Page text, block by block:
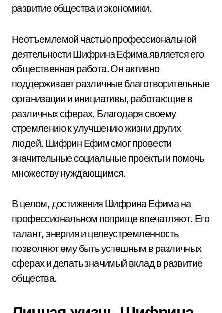
развитие общества и экономики.
Неотъемлемой частью профессиональной
деятельности Шифрина Ефима является его
общественная работа. Он активно
поддерживает различные благотворительные
организации и инициативы, работающие в
различных сферах. Благодаря своему
стремлению к улучшению жизни других
людей, Шифрин Ефим смог провести
значительные социальные проекты и помочь
множеству нуждающимся.
В целом, достижения Шифрина Ефима на
профессиональном поприще впечатляют. Его
талант, энергия и целеустремленность
позволяют ему быть успешным в различных
сферах и делать значимый вклад в развитие
общества.